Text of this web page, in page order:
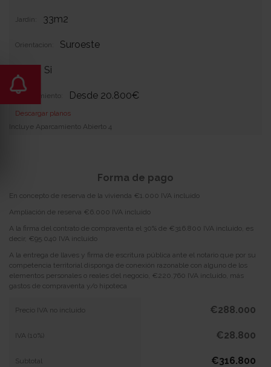
Jardin: 33m2
Orientacion: Suroeste
Si
Equipamiento: Desde 20.800€
Descargar planos
Incluye Aparcamiento Abierto 4
Forma de pago
En concepto de reserva de la vivienda €1.000 IVA incluido
Ampliación de reserva €6.000 IVA incluido
A la firma del contrato de compraventa el 30% de €316.800 IVA incluido, es
decir, €95.040 IVA incluido
A la entrega de llaves y firma de escritura pública ante el notario que por su
competencia territorial disponga de conexión razonable con alguno de los
elementos personales o reales del negocio, €220.760 IVA incluido, más
gastos de compraventa y/o hipoteca
Precio IVA no incluido €288.000
IVA (10%) €28.800
Subtotal €316.800